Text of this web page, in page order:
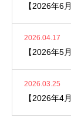
【2026年6
2026.04.17
【2026年5
2026.03.25
【2026年4